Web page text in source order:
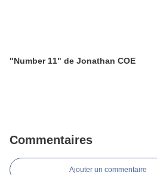
"Number 11" de Jonathan COE
Commentaires
Ajouter un commentaire